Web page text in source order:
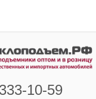
10-59